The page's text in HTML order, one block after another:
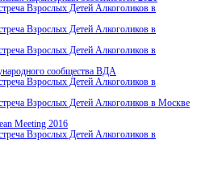
Взрослых Детей Алкоголиков в
Взрослых Детей Алкоголиков в
Взрослых Детей Алкоголиков в
сообщества ВДА
Взрослых Детей Алкоголиков в
Взрослых Детей Алкоголиков в Москве
Meeting 2016
Взрослых Детей Алкоголиков в